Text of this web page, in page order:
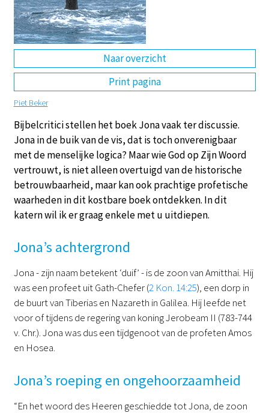
Naar overzicht
Print pagina
Piet Beker
Bijbelcritici stellen het boek Jona vaak ter discussie.
Jona in de buik van de vis, dat is toch onverenigbaar
met de menselijke logica? Maar wie God op Zijn Woord
vertrouwt, is niet alleen overtuigd van de historische
betrouwbaarheid, maar kan ook prachtige profetische
waarheden in dit kostbare boek ontdekken. In dit
katern wil ik er graag enkele met u uitdiepen.
Jona’s achtergrond
Jona - zijn naam betekent ‘duif’ - is de zoon van Amitthai. Hij
was een profeet uit Gath-Chefer (2 Kon. 14:25), een dorp in
de buurt van Tiberias en Nazareth in Galilea. Hij leefde net
voor of tijdens de regering van koning Jerobeam II (783-744
v. Chr.). Jona was dus een tijdgenoot van de profeten Amos
en Hosea.
Jona’s roeping en ongehoorzaamheid
“En het woord des Heeren geschiedde tot Jona, de zoon
DE EN